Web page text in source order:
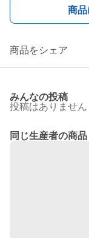
商
商品をシェア
みんなの投稿
投稿はありません
同じ生産者の商品